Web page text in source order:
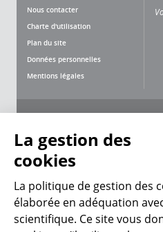
Nous contacter
Charte d'utilisation
Plan du site
Données personnelles
Mentions légales
CNRS
La gestion des
cookies
La politique de gestion des
élaborée en adéquation
scientifique. Ce site vous